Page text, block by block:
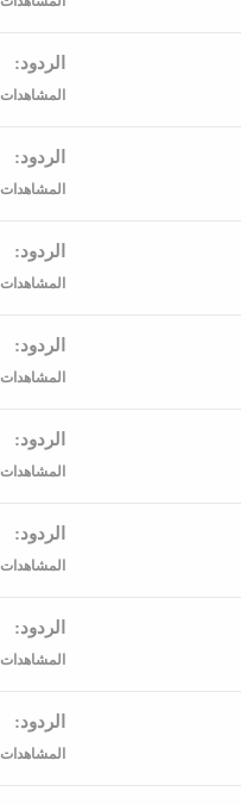
الردود
المشاهدات
الردود
المشاهدات
الردود
المشاهدات
الردود
المشاهدات
الردود
المشاهدات
الردود
المشاهدات
الردود
المشاهدات
الردود
المشاهدات